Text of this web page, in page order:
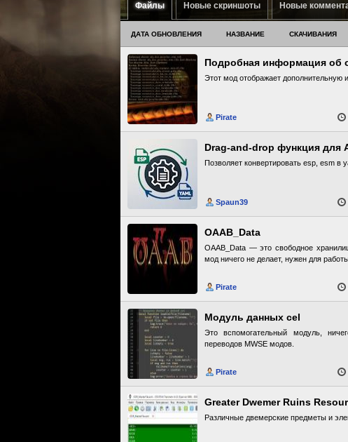
Файлы Новые скриншоты Новые
ДАТА ОБНОВЛЕНИЯ НАЗВАНИЕ СКАЧИВАНИЯ
Подробная информация об
Этот мод отображает
Pirate
Drag-and-drop функция для
Позволяет конвертировать esp, esm в
Spaun39
OAAB_Data
OAAB_Data — это свободное
мод ничего не делает, нужен для
Pirate
Модуль данных cel
Это вспомогательный модуль,
переводов MWSE модов.
Pirate
Greater Dwemer Ruins
Различные двемерские предметы и